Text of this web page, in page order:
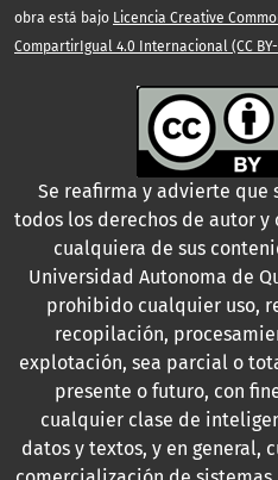
obra está bajo Licencia Creative
CompartirIgual 4.0 Internacional (CC BY-
Se reafirma y advierte que
todos los derechos de autor y
cualquiera de sus
Universidad Autonoma de
prohibido cualquier uso,
recopilación,
explotación, sea parcial o
presente o futuro, con
cualquier clase de
datos y textos, y en general,